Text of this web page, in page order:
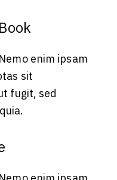
enim ipsam
sit
fugit, sed